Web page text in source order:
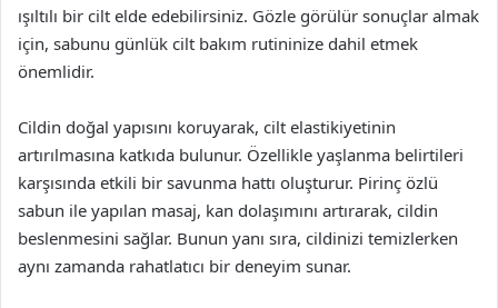
ışıltılı bir cilt elde edebilirsiniz. Gözle görülür sonuçlar almak
için, sabunu günlük cilt bakım rutininize dahil etmek
önemlidir.
Cildin doğal yapısını koruyarak, cilt elastikiyetinin
artırılmasına katkıda bulunur. Özellikle yaşlanma belirtileri
karşısında etkili bir savunma hattı oluşturur. Pirinç özlü
sabun ile yapılan masaj, kan dolaşımını artırarak, cildin
beslenmesini sağlar. Bunun yanı sıra, cildinizi temizlerken
aynı zamanda rahatlatıcı bir deneyim sunar.